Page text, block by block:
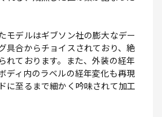
モデルはギブソン社の膨大なデー
具合からチョイスされており、絶
れております。また、外装の経年
ディ内のラベルの経年変化も再現
に至るまで細かく吟味されて加工